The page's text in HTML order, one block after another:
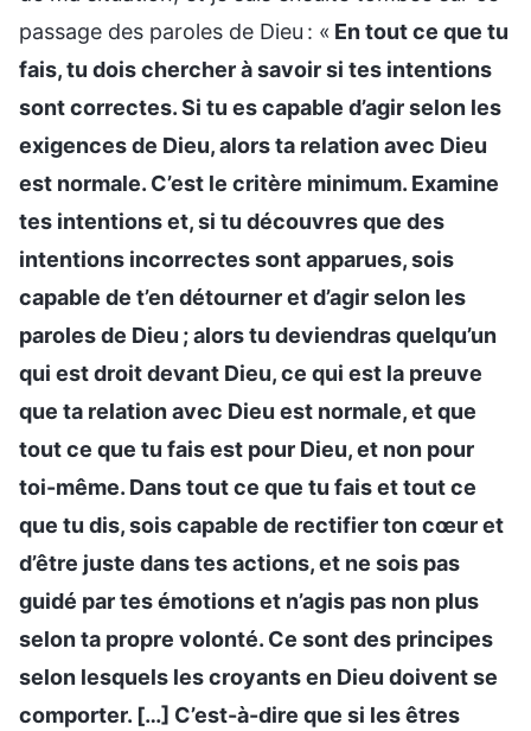
passage des paroles de Dieu : « En tout ce que tu
fais, tu dois chercher à savoir si tes intentions
sont correctes. Si tu es capable d’agir selon les
exigences de Dieu, alors ta relation avec Dieu
est normale. C’est le critère minimum. Examine
tes intentions et, si tu découvres que des
intentions incorrectes sont apparues, sois
capable de t’en détourner et d’agir selon les
paroles de Dieu ; alors tu deviendras quelqu’un
qui est droit devant Dieu, ce qui est la preuve
que ta relation avec Dieu est normale, et que
tout ce que tu fais est pour Dieu, et non pour
toi-même. Dans tout ce que tu fais et tout ce
que tu dis, sois capable de rectifier ton cœur et
d’être juste dans tes actions, et ne sois pas
guidé par tes émotions et n’agis pas non plus
selon ta propre volonté. Ce sont des principes
selon lesquels les croyants en Dieu doivent se
comporter. […] C’est-à-dire que si les êtres